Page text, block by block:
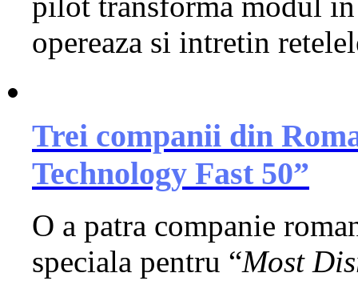
opereaza si intretin
Trei companii din
Technology Fast 50”
O a patra companie
speciala pentru “Most